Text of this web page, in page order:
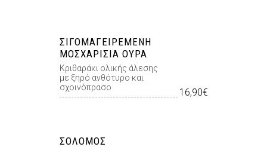
ΣΙΓΟΜΑΓΕΙΡΕΜΈΝΗ
ΜΟΣΧΑΡΊΣΙΑ ΟΥΡΆ
Κριθαράκι ολικής άλεσης
µε ξηρό ανθότυρο και
σχοινόπρασο
16,90€
ΣΟΛΟΜΌΣ